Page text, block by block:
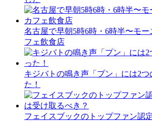
名古屋で早朝5時6時・6時半〜モ
フェ飲食店
キジバトの鳴き声「プン」には2
た！
フェイスブックのトップファン認